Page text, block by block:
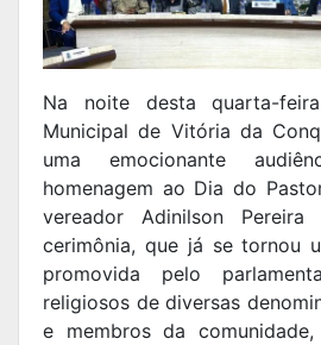
Na noite desta quarta-
Municipal de Vitória da
uma emocionante
homenagem ao Dia do
vereador Adinilson
cerimônia, que já se tornou
promovida pelo
religiosos de diversas
e membros da